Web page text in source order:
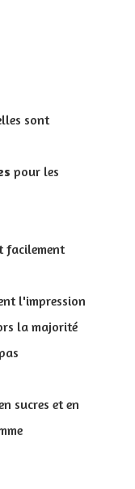
sont
pour les
facilement
l'impression
la majorité
sucres et en